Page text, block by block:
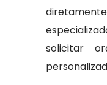
solicitar